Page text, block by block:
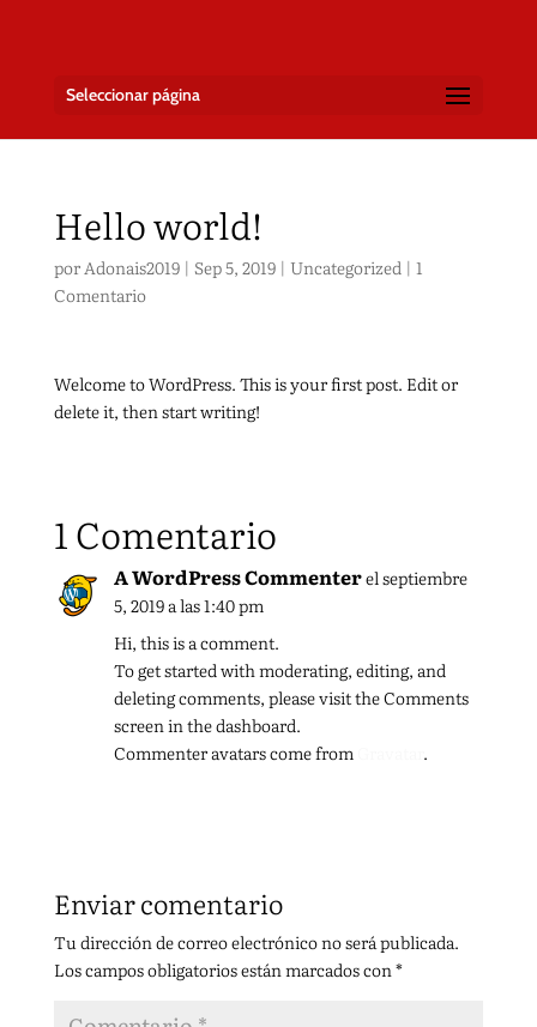
Seleccionar página
Hello world!
porAdonais2019| Sep 5, 2019| Uncategorized| 1
Comentario
Welcome to WordPress. This is your first post. Edit or
delete it, then start writing!
1 Comentario
A WordPress Commenterel septiembre
5, 2019 a las 1:40 pm
Hi, this is a comment.
To get started with moderating, editing, and
deleting comments, please visit the Comments
screen in the dashboard.
Commenter avatars come from
.
Enviar comentario
Tu dirección de correo electrónico no será publicada.
Los campos obligatorios están marcados con*